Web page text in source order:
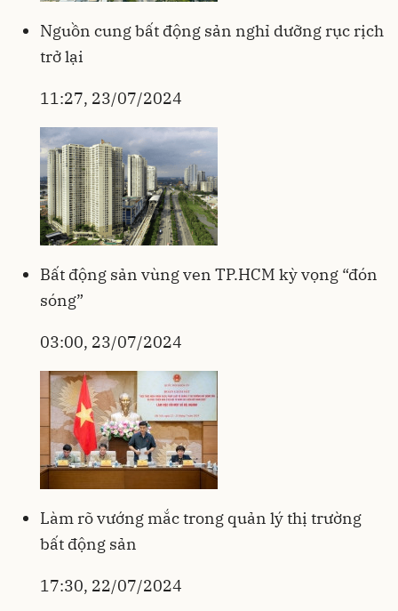
Nguồn cung bất động sản nghỉ dưỡng rục rịch
trở lại
11:27, 23/07/2024
Bất động sản vùng ven TP.HCM kỳ vọng “đón
sóng”
03:00, 23/07/2024
Làm rõ vướng mắc trong quản lý thị trường
bất động sản
17:30, 22/07/2024